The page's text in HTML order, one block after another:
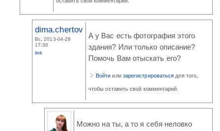
dima.chertov
Вс, 2013-04-28
17:30
link
А у Вас есть фотография этого
здания? Или только описание?
Помочь Вам отыскать его?
Войти или зарегистрироваться для того,
чтобы оставить свой комментарий.
Можно на ты, а то я себя неловко